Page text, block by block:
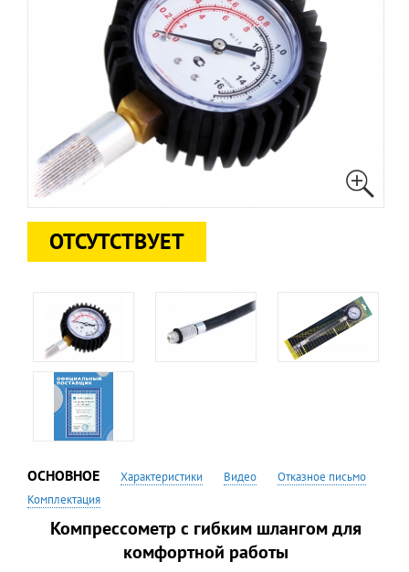
ОТСУТСТВУЕТ
ОСНОВНОЕ Характеристики Видео
Отказное письмо
Комплектация
Компрессометр с гибким шлангом для
комфортной работы